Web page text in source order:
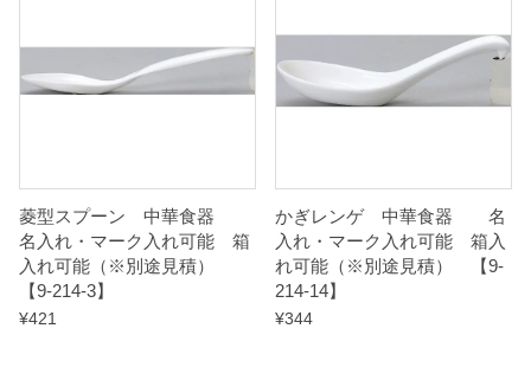
菱型スプーン 中華食器
名入れ・マーク入れ可能 箱
入れ可能（※別途見積）
【9-214-3】
¥421
かぎレンゲ 中華食器 名
入れ・マーク入れ可能 箱入
れ可能（※別途見積） 【9-
214-14】
¥344